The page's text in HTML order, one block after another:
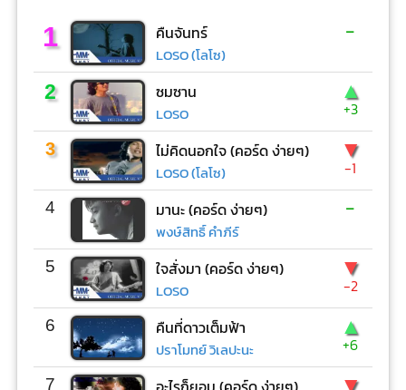
1 คืนจันทร์
LOSO (โลโซ)
-
2 ซมซาน
LOSO
▲
+3
3 ไม่คิดนอกใจ (คอร์ด ง่ายๆ)
LOSO (โลโซ)
▼
-1
4 มานะ (คอร์ด ง่ายๆ)
พงษ์สิทธิ์ คำภีร์
-
5 ใจสั่งมา (คอร์ด ง่ายๆ)
LOSO
▼
-2
6 คืนที่ดาวเต็มฟ้า
ปราโมทย์ วิเลปะนะ
▲
+6
7